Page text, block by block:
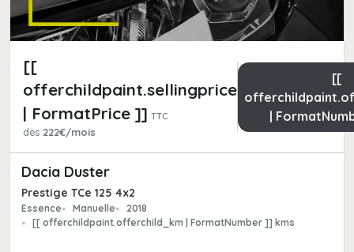
[[
offerchildpaint.sellingpricepart_ttc
| FormatPrice ]] TTC
dès 222€/mois
[[
|
Dacia Duster
Prestige TCe 125 4x2
Essence Manuelle
2018
[[ offerchildpaint.offerchild_km | FormatNumber ]] kms